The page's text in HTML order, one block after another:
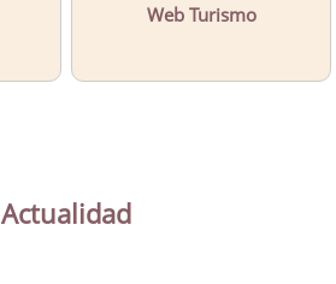
Web Turismo
Actualidad